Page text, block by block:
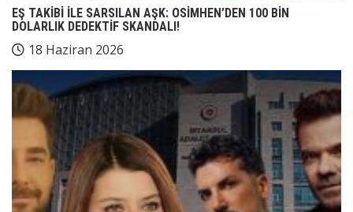
EŞ TAKİBİ İLE SARSILAN AŞK: OSİMHEN’DEN 100 BİN
DOLARLIK DEDEKTİF SKANDALI!
18 Haziran 2026